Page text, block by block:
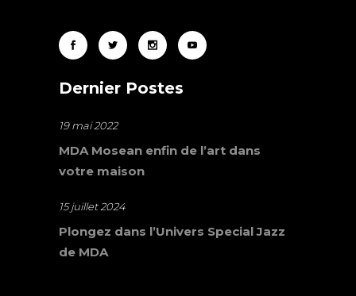
Dernier Postes
19 mai 2022
MDA Mosean enfin de l’art dans
votre maison
15 juillet 2024
Plongez dans l’Univers Special Jazz
de MDA